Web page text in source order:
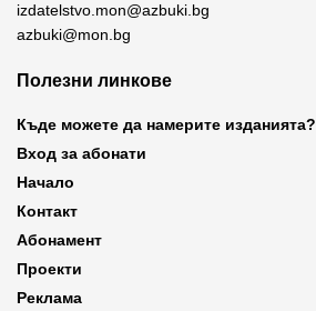
izdatelstvo.mon@azbuki.bg
azbuki@mon.bg
Полезни линкове
Къде можете да намерите изданията?
Вход за абонати
Начало
Контакт
Абонамент
Проекти
Реклама